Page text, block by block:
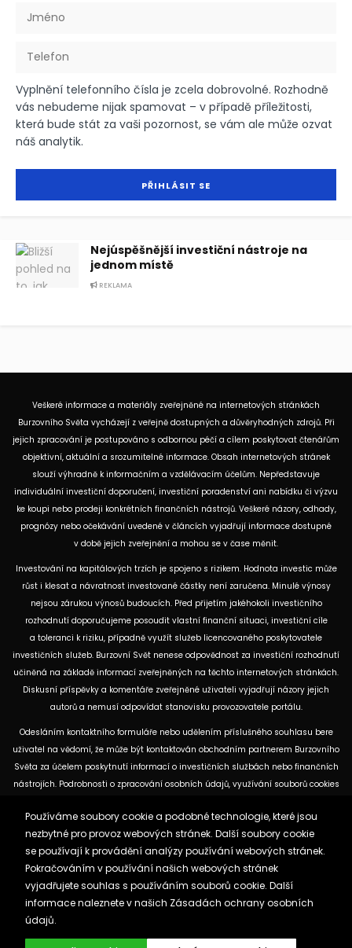
Vyplnění telefonního čísla je zcela dobrovolné. Rozhodně
vás nebudeme nijak spamovat – v případě příležitosti,
která bude stát za vaši pozornost, se vám ale může ozvat
náš analytik.
Nejúspěšnější investiční nástroje na
jednom místě
REKLAMA
Veškeré informace a materiály zveřejněné na internetových stránkách
Burzovního Světa vycházejí z veřejně dostupných a důvěryhodných zdrojů. Při
jejich zpracování je postupováno s odbornou péčí a cílem poskytovat čtenářům
objektivní, aktuální a srozumitelné informace. Obsah internetových stránek
slouží výhradně k informačním a vzdělávacím účelům. Nepředstavuje
individuální investiční doporučení, investiční poradenství ani nabídku či výzvu
ke koupi nebo prodeji konkrétních finančních nástrojů. Veškeré názory, odhady,
prognózy nebo očekávání uvedené v článcích vyjadřují informace dostupné
v době jejich zveřejnění a mohou se v čase měnit.
Investování na kapitálových trzích je spojeno s rizikem. Hodnota investic může
růst i klesat a návratnost investované částky není zaručena. Minulé výnosy
nejsou zárukou výnosů budoucích. Před přijetím jakéhokoli investičního
rozhodnutí doporučujeme posoudit vlastní finanční situaci, investiční cíle
a toleranci k riziku, případně využít služeb licencovaného poskytovatele
investičních služeb. Burzovní Svět nenese odpovědnost za investiční rozhodnutí
učiněná na základě informací zveřejněných na těchto internetových stránkách.
Diskusní příspěvky a komentáře zveřejněné uživateli vyjadřují názory jejich
autorů a nemusí odpovídat stanovisku provozovatele portálu.
Odesláním kontaktního formuláře nebo udělením příslušného souhlasu bere
uživatel na vědomí, že může být kontaktován obchodním partnerem Burzovního
Světa za účelem poskytnutí informací o investičních službách nebo finančních
nástrojích. Podrobnosti o zpracování osobních údajů, využívání souborů cookies
dostupných na těchto internetových stránkách. U jednotlivých článků mohou
být uvedeny informace o použitých zdrojích, datu původní analýzy nebo datu,
ke kterému se vztahují uvedené tržní údaje.
Zásady ochrany osobních údajů a cookies
Reklama
Burzovnisvet.cz © 2026
Používáme soubory cookie a podobné technologie, které jsou
nezbytné pro provoz webových stránek. Další soubory cookie
se používají k provádění analýzy používání webových stránek.
Pokračováním v používání našich webových stránek
vyjadřujete souhlas s používáním souborů cookie. Další
informace naleznete v našich Zásadách ochrany osobních
údajů.